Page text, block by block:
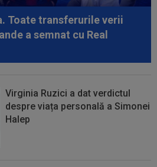
totul despre accidentarea
Toate transferurile verii
a semnat cu Real
Virginia Ruzici a dat verdictul
despre viața personală a Simonei
Halep